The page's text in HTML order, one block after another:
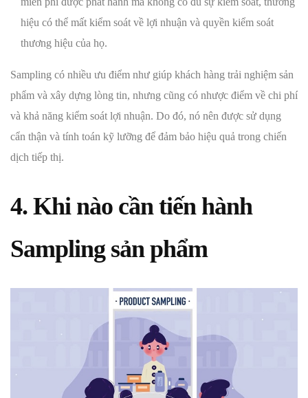
hiệu có thể mất kiểm soát về lợi nhuận và quyền kiểm soát
thương hiệu của họ.
Sampling có nhiều ưu điểm như giúp khách hàng trải nghiệm sản
phẩm và xây dựng lòng tin, nhưng cũng có nhược điểm về chi phí
và khả năng kiểm soát lợi nhuận. Do đó, nó nên được sử dụng
cẩn thận và tính toán kỹ lưỡng để đảm bảo hiệu quả trong chiến
dịch tiếp thị.
4. Khi nào cần tiến hành
Sampling sản phẩm